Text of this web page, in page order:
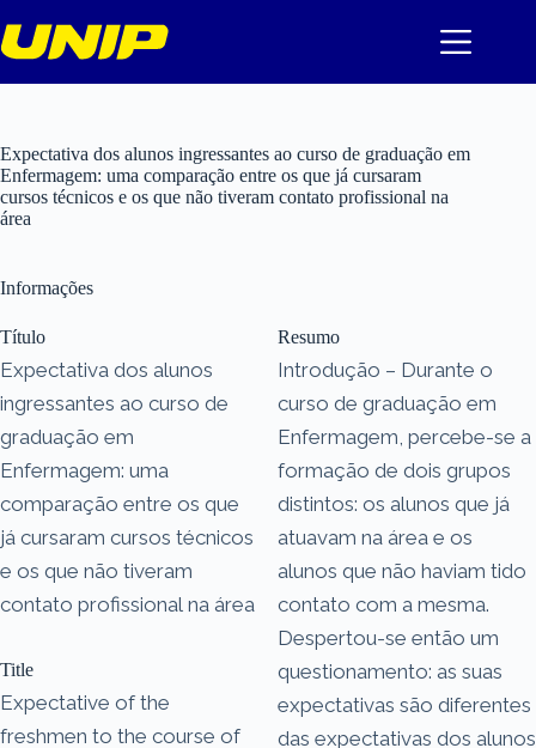
para
o
Expectativa dos alunos ingressantes ao curso de graduação em
Enfermagem: uma comparação entre os que já cursaram
cursos técnicos e os que não tiveram contato profissional na
área
Informações
Título
Expectativa dos alunos
ingressantes ao curso de
graduação em
Enfermagem: uma
comparação entre os que
já cursaram cursos técnicos
e os que não tiveram
contato profissional na área
Title
Expectative of the
freshmen to the course of
Resumo
Introdução – Durante o
curso de graduação em
Enfermagem, percebe-se a
formação de dois grupos
distintos: os alunos que já
atuavam na área e os
alunos que não haviam tido
contato com a mesma.
Despertou-se então um
questionamento: as suas
expectativas são diferentes
das expectativas dos alunos